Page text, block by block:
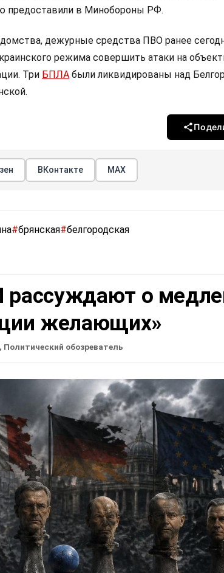
в Минобороны РФ.
дежурные средства ПВО ранее
режима совершить атаки на
Три БПЛА были ликвидированы над
ВКонтакте МАХ
#брянская#белгородская
о
желающих»
, Политический обозреватель